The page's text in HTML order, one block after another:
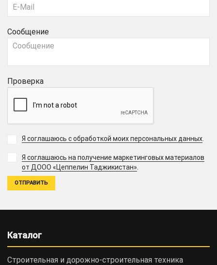
Сообщение
Проверка
Я соглашаюсь с обработкой моих персональных данных
Я соглашаюсь на получение маркетинговых материалов
от ДООО «Цеппелин Таджикистан».
Каталог
Строительная и дорожно-cтроительная техника